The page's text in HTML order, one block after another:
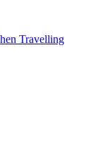
Travelling